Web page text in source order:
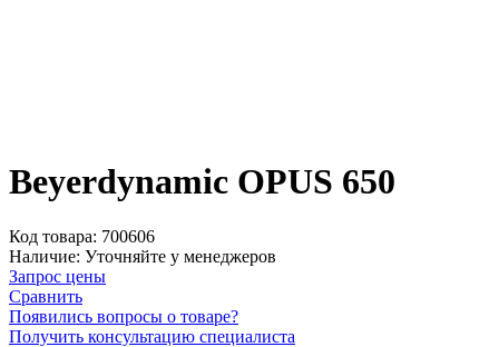
Beyerdynamic OPUS 650
Код товара: 700606
Наличие: Уточняйте у менеджеров
Запрос цены
Сравнить
Появились вопросы о товаре?
Получить консультацию специалиста